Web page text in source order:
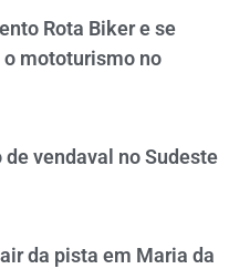
Rota Biker e se
mototurismo no
vendaval no Sudeste
da pista em Maria da